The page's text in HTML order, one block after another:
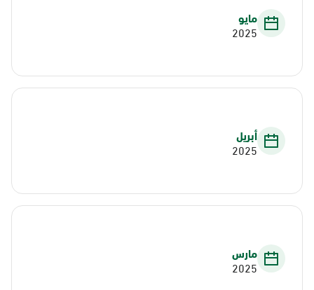
مايو
2025
أبريل
2025
مارس
2025